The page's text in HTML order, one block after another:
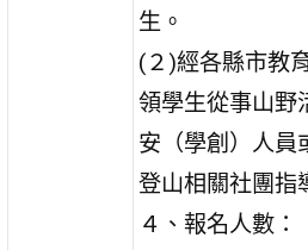
生。
(２)經各縣市教
領學生從事山野
安（學創）人員
登山相關社團指
４、報名人數：